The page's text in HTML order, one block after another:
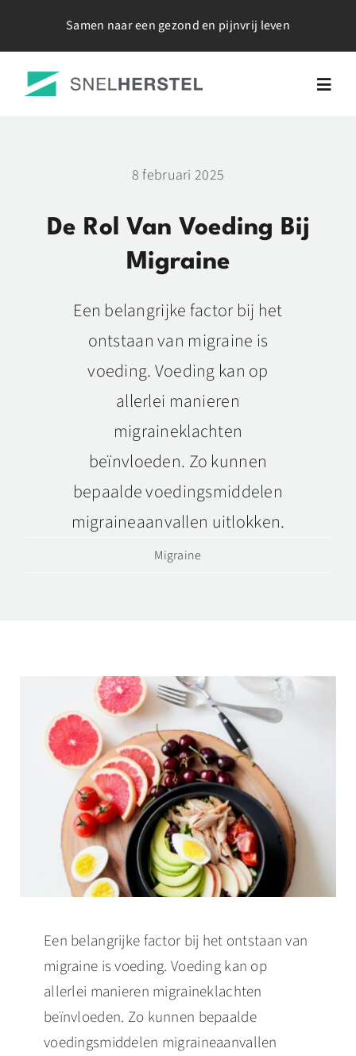
Samen naar een gezond en pijnvrij leven
8 februari 2025
De Rol Van Voeding Bij
Migraine
Een belangrijke factor bij het
ontstaan van migraine is
voeding. Voeding kan op
allerlei manieren
migraineklachten
beïnvloeden. Zo kunnen
bepaalde voedingsmiddelen
migraineaanvallen uitlokken.
Migraine
Een belangrijke factor bij het ontstaan van
migraine is voeding. Voeding kan op
allerlei manieren migraineklachten
beïnvloeden. Zo kunnen bepaalde
voedingsmiddelen migraineaanvallen